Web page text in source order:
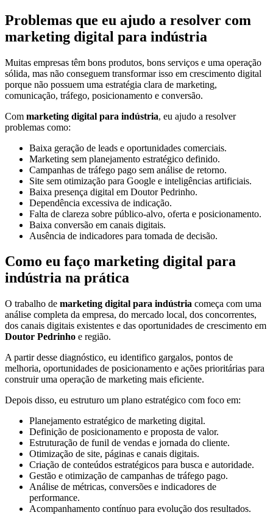
Problemas que eu ajudo a resolver com
marketing digital para indústria
Muitas empresas têm bons produtos, bons serviços e uma operação
sólida, mas não conseguem transformar isso em crescimento digital
porque não possuem uma estratégia clara de marketing,
comunicação, tráfego, posicionamento e conversão.
Com marketing digital para indústria, eu ajudo a resolver
problemas como:
Baixa geração de leads e oportunidades comerciais.
Marketing sem planejamento estratégico definido.
Campanhas de tráfego pago sem análise de retorno.
Site sem otimização para Google e inteligências artificiais.
Baixa presença digital em Doutor Pedrinho.
Dependência excessiva de indicação.
Falta de clareza sobre público-alvo, oferta e posicionamento.
Baixa conversão em canais digitais.
Ausência de indicadores para tomada de decisão.
Como eu faço marketing digital para
indústria na prática
O trabalho de marketing digital para indústria começa com uma
análise completa da empresa, do mercado local, dos concorrentes,
dos canais digitais existentes e das oportunidades de crescimento em
Doutor Pedrinho e região.
A partir desse diagnóstico, eu identifico gargalos, pontos de
melhoria, oportunidades de posicionamento e ações prioritárias para
construir uma operação de marketing mais eficiente.
Depois disso, eu estruturo um plano estratégico com foco em:
Planejamento estratégico de marketing digital.
Definição de posicionamento e proposta de valor.
Estruturação de funil de vendas e jornada do cliente.
Otimização de site, páginas e canais digitais.
Criação de conteúdos estratégicos para busca e autoridade.
Gestão e otimização de campanhas de tráfego pago.
Análise de métricas, conversões e indicadores de
performance.
Acompanhamento contínuo para evolução dos resultados.